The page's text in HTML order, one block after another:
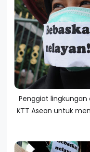
Penggiat
KTT Asean untuk